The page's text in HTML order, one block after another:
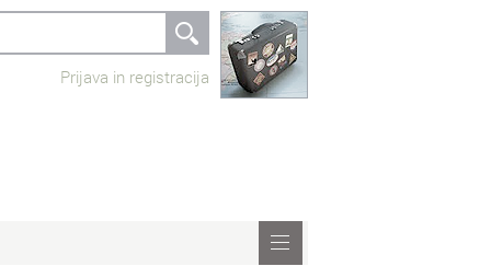
Prijava in registracija